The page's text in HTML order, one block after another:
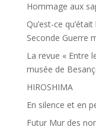
Hommage aux
Qu’est-ce
Seconde Guerre
La revue « Entre
musée de
HIROSHIMA
En silence et en
Futur Mur des